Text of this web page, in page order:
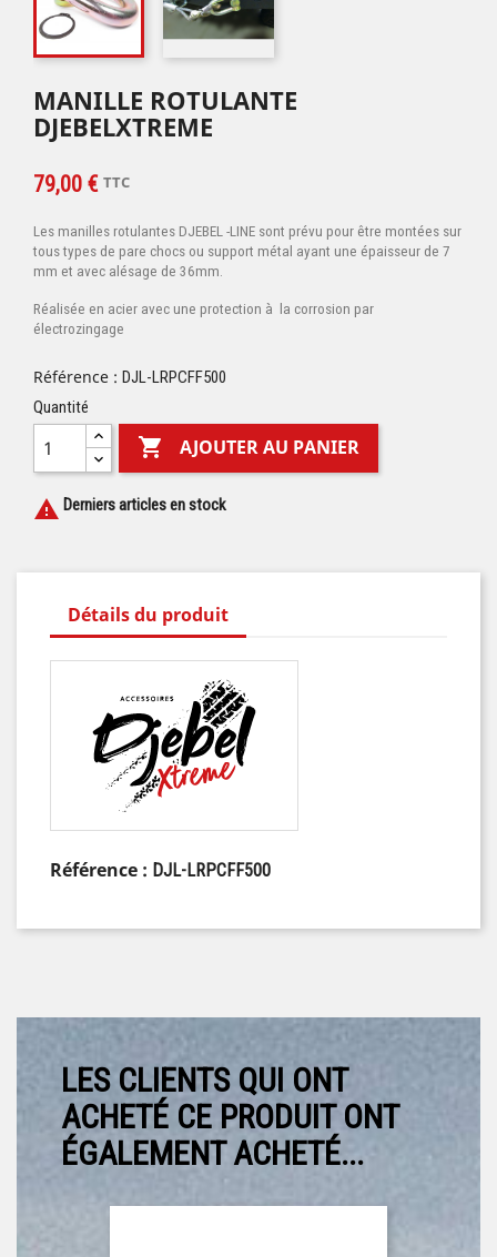
MANILLE ROTULANTE
DJEBELXTREME
79,00 € TTC
Les manilles rotulantes DJEBEL -LINE sont prévu pour être montées sur
tous types de pare chocs ou support métal ayant une épaisseur de 7
mm et avec alésage de 36mm.
Réalisée en acier avec une protection à la corrosion par
électrozingage
Référence : DJL-LRPCFF500
Quantité
 AJOUTER AU PANIER
 Derniers articles en stock
Détails du produit
Référence : DJL-LRPCFF500
LES CLIENTS QUI ONT
ACHETÉ CE PRODUIT ONT
ÉGALEMENT ACHETÉ...